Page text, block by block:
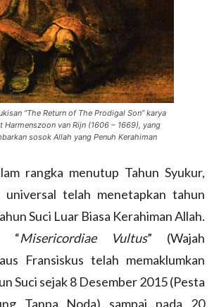
“The Return of The Prodigal Son” karya
Harmenszoon van Rijn (1606 – 1669), yang
sosok Allah yang Penuh Kerahiman
rangka menutup Tahun Syukur,
universal telah menetapkan tahun
Suci Luar Biasa Kerahiman Allah.
“Misericordiae Vultus” (Wajah
Fransiskus telah memaklumkan
Suci sejak 8 Desember 2015 (Pesta
Tanpa Noda) sampai pada 20